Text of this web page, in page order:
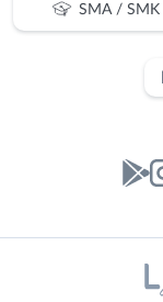
SMA / SMK